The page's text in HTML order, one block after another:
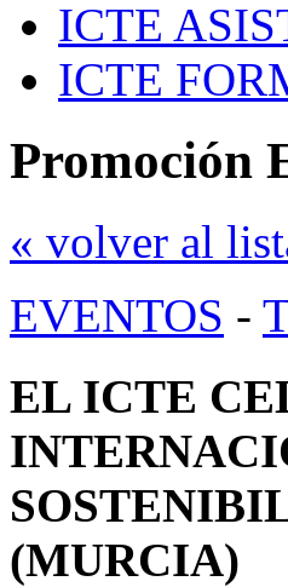
ICTE
ICTE
Promoción
« volver al
EVENTOS -
EL ICTE
(MURCIA)